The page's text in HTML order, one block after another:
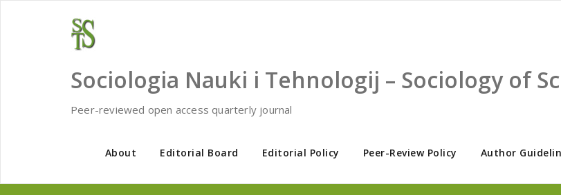
Sociologia Nauki i Tehnologij – Sociology of
Peer-reviewed open access quarterly journal
About Editorial Board Editorial Policy Peer-Review Policy Author